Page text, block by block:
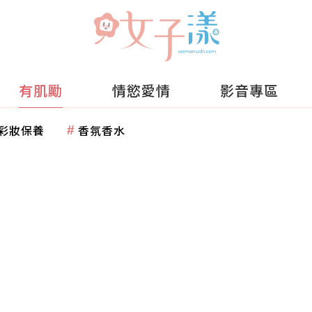
有肌勵 情慾愛情 影音專區
妝保養 香氛香水